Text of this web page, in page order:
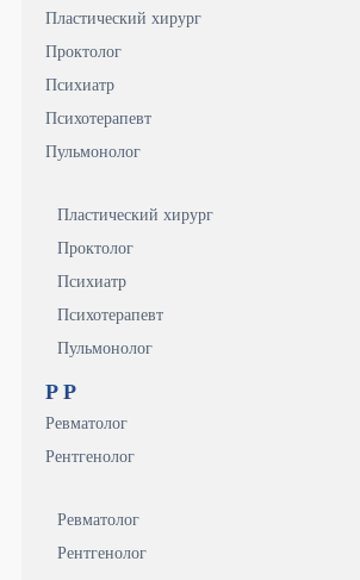
Пластический хирург
Проктолог
Психиатр
Психотерапевт
Пульмонолог
Пластический хирург
Проктолог
Психиатр
Психотерапевт
Пульмонолог
Р Р
Ревматолог
Рентгенолог
Ревматолог
Рентгенолог